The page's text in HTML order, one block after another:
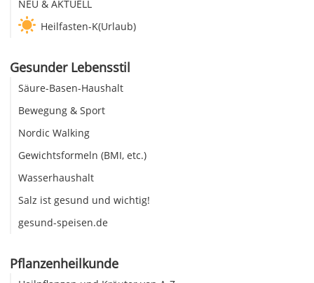
NEU & AKTUELL
Heilfasten-K(Urlaub)
Gesunder Lebensstil
Säure-Basen-Haushalt
Bewegung & Sport
Nordic Walking
Gewichtsformeln (BMI, etc.)
Wasserhaushalt
Salz ist gesund und wichtig!
gesund-speisen.de
Pflanzenheilkunde